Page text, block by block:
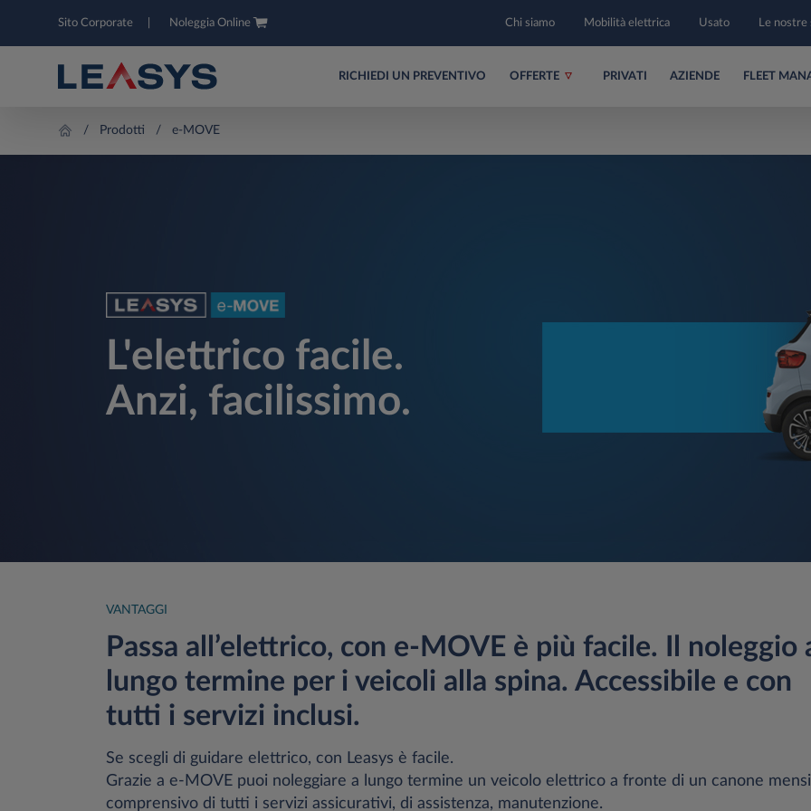
Sito Corporate Noleggia Online Chi siamo Mobilità elettrica Usato Le nostre
RICHIEDI UN PREVENTIVO OFFERTE PRIVATI AZIENDE FLEET
Prodotti e-MOVE
L'elettrico facile.
Anzi, facilissimo.
VANTAGGI
Passa all’elettrico, con e-MOVE è più facile. Il noleggio
lungo termine per i veicoli alla spina. Accessibile e con
tutti i servizi inclusi.
Se scegli di guidare elettrico, con Leasys è facile.
Grazie a e-MOVE puoi noleggiare a lungo termine un veicolo elettrico a fronte di un canone
comprensivo di tutti i servizi assicurativi, di assistenza, manutenzione.